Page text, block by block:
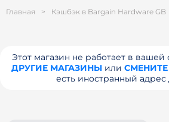
Главная > Кэшбэк в Bargain Hardware GB
Этот магазин не работает в вашей
ДРУГИЕ МАГАЗИНЫили
есть иностранный адрес